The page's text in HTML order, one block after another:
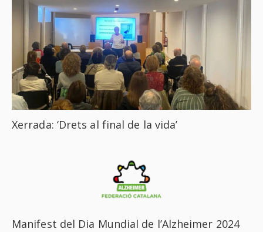
Xerrada: ‘Drets al final de la vida’
Manifest del Dia Mundial de l’Alzheimer 2024